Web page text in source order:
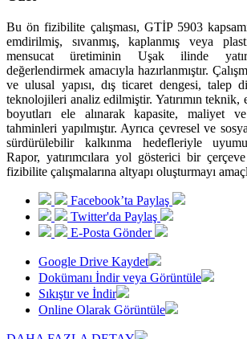
Bu ön fizibilite çalışması, GTİP 5903
emdirilmiş, sıvanmış, kaplanmış veya
mensucat üretiminin Uşak ilinde
değerlendirmek amacıyla hazırlanmıştır.
ve ulusal yapısı, dış ticaret dengesi, talep
teknolojileri analiz edilmiştir. Yatırımın
boyutları ele alınarak kapasite, maliyet
tahminleri yapılmıştır. Ayrıca çevresel ve
sürdürülebilir kalkınma hedefleriyle
Rapor, yatırımcılara yol gösterici bir
fizibilite çalışmalarına altyapı oluşturmayı
Facebook’ta Paylaş
Twitter'da Paylaş
E-Posta Gönder
Google Drive Kaydet
Dokümanı İndir veya Görüntüle
Sıkıştır ve İndir
Online Olarak Görüntüle